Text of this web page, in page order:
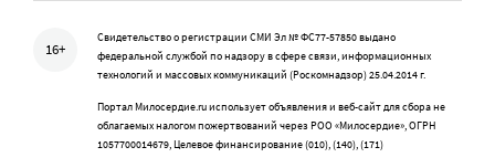
16+
Свидетельство о регистрации СМИ Эл № ФС77-57850 выдано
федеральной службой по надзору в сфере связи, информационных
технологий и массовых коммуникаций (Роскомнадзор) 25.04.2014 г.
Портал Милосердие.ru использует объявления и веб-сайт для сбора не
облагаемых налогом пожертвований через РОО «Милосердие», ОГРН
1057700014679, Целевое финансирование (010), (140), (171)